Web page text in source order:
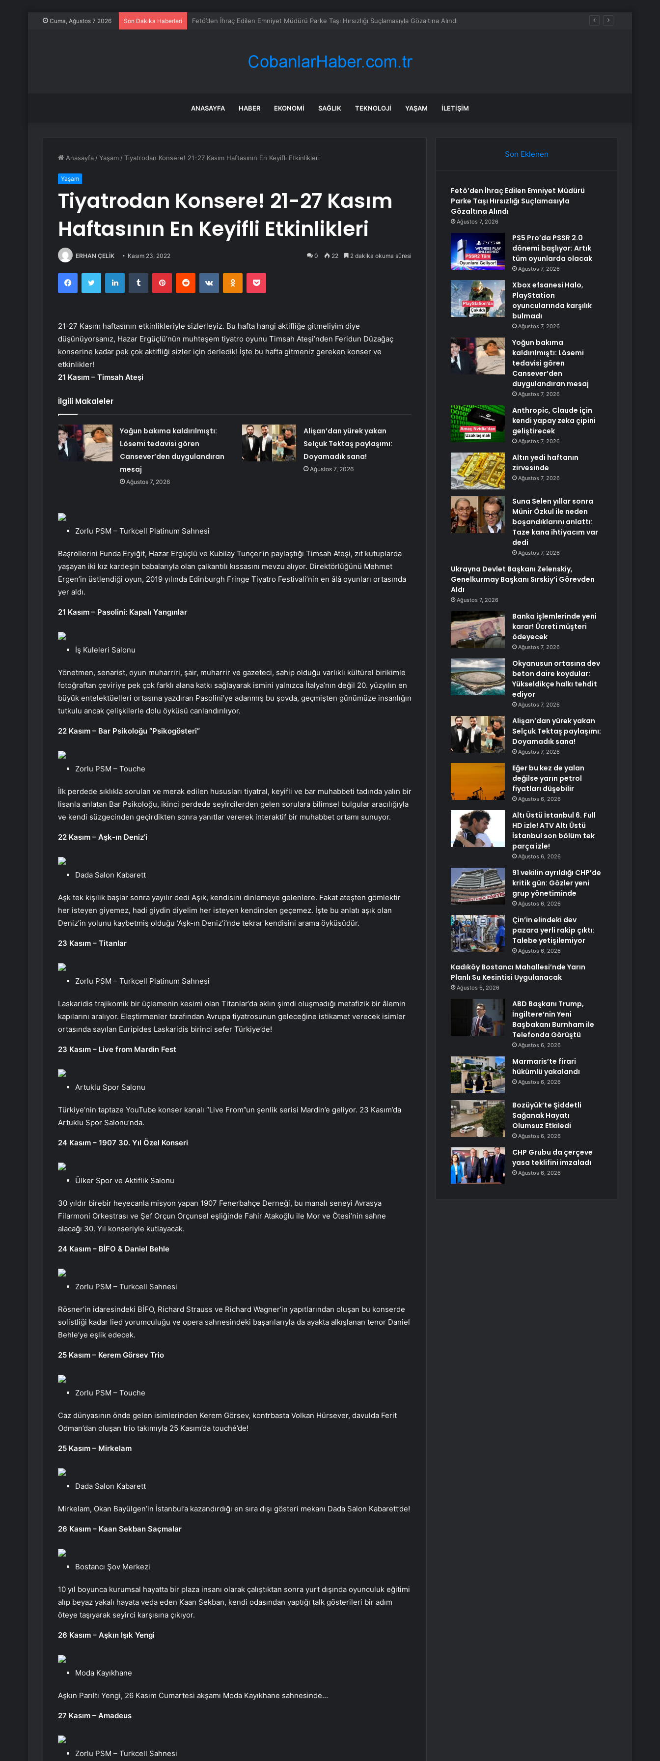
Cuma, Ağustos 7 2026 Son Dakika Haberleri PS5 Pro’da PSSR 2.0 dönemi başlıyor: Artık tüm oyunlarda olacak
ANASAYFA HABER EKONOMI SAĞLIK TEKNOLOJI YAŞAM İLETIŞIM
Anasayfa /Yaşam /Tiyatrodan Konsere! 21-27 Kasım Haftasının En Keyifli Etkinlikleri
Yaşam
Tiyatrodan Konsere! 21-27 Kasım
Haftasının En Keyifli Etkinlikleri
ERHAN ÇELİK Kasım 23, 2022 0 22 2 dakika okuma süresi
FacebookTwitter LinkedInTumblr PinterestReddit VKontakteOdnoklassniki
Pocket
21-27 Kasım haftasının etkinlikleriyle sizlerleyiz. Bu hafta hangi aktifliğe gitmeliyim diye
düşünüyorsanız, Hazar Ergüçlü’nün muhteşem tiyatro oyunu Timsah Ateşi’nden Feridun Düzağaç
konserine kadar pek çok aktifliği sizler için derledik! İşte bu hafta gitmeniz gereken konser ve
etkinlikler!
21 Kasım – Timsah Ateşi
İlgili Makaleler
Yoğun bakıma kaldırılmıştı:
Lösemi tedavisi gören
Cansever’den duygulandıran
mesaj
Ağustos 7, 2026
Alişan’dan yürek yakan
Selçuk Tektaş paylaşımı:
Doyamadık sana!
Ağustos 7, 2026
Zorlu PSM – Turkcell Platinum Sahnesi
Başrollerini Funda Eryiğit, Hazar Ergüçlü ve Kubilay Tunçer’in paylaştığı Timsah Ateşi, zıt kutuplarda
yaşayan iki kız kardeşin babalarıyla olan çalkantılı kıssasını mevzu alıyor. Direktörlüğünü Mehmet
Ergen’in üstlendiği oyun, 2019 yılında Edinburgh Fringe Tiyatro Festivali’nin en âlâ oyunları ortasında
yer aldı.
21 Kasım – Pasolini: Kapalı Yangınlar
İş Kuleleri Salonu
Yönetmen, senarist, oyun muharriri, şair, muharrir ve gazeteci, sahip olduğu varlıklı kültürel birikimle
fotoğraftan çeviriye pek çok farklı alana katkı sağlayarak ismini yalnızca İtalya’nın değil 20. yüzyılın en
büyük entelektüelleri ortasına yazdıran Pasolini’ye adanmış bu şovda, geçmişten günümüze insanlığın
tutkulu ancak çelişkilerle dolu öyküsü canlandırılıyor.
22 Kasım – Bar Psikoloğu “Psikogösteri”
Zorlu PSM – Touche
İlk perdede sıklıkla sorulan ve merak edilen hususları tiyatral, keyifli ve bar muhabbeti tadında yalın bir
lisanla anlatan Bar Psikoloğu, ikinci perdede seyircilerden gelen sorulara bilimsel bulgular aracılığıyla
ve kendi süzgecinden geçirdikten sonra yanıtlar vererek interaktif bir muhabbet ortamı sunuyor.
22 Kasım – Aşk-ın Deniz’i
Dada Salon Kabarett
Aşk tek kişilik başlar sonra yayılır dedi Aşık, kendisini dinlemeye gelenlere. Fakat ateşten gömlektir
her isteyen giyemez, hadi giydin diyelim her isteyen kendinden geçemez. İşte bu anlatı aşık olan
Deniz’in yolunu kaybetmiş olduğu ‘Aşk-ın Deniz’i’nde tekrar kendisini arama öyküsüdür.
23 Kasım – Titanlar
Zorlu PSM – Turkcell Platinum Sahnesi
Laskaridis trajikomik bir üçlemenin kesimi olan Titanlar’da aklın şimdi oluşmadığı metafizik bir âlemin
kapılarını aralıyor. Eleştirmenler tarafından Avrupa tiyatrosunun geleceğine istikamet verecek isimler
ortasında sayılan Euripides Laskaridis birinci sefer Türkiye’de!
23 Kasım – Live from Mardin Fest
Artuklu Spor Salonu
Türkiye’nin taptaze YouTube konser kanalı “Live From”un şenlik serisi Mardin’e geliyor. 23 Kasım’da
Artuklu Spor Salonu’nda.
24 Kasım – 1907 30. Yıl Özel Konseri
Ülker Spor ve Aktiflik Salonu
30 yıldır birebir heyecanla misyon yapan 1907 Fenerbahçe Derneği, bu manalı seneyi Avrasya
Filarmoni Orkestrası ve Şef Orçun Orçunsel eşliğinde Fahir Atakoğlu ile Mor ve Ötesi’nin sahne
alacağı 30. Yıl konseriyle kutlayacak.
24 Kasım – BİFO & Daniel Behle
Zorlu PSM – Turkcell Sahnesi
Rösner’in idaresindeki BİFO, Richard Strauss ve Richard Wagner’in yapıtlarından oluşan bu konserde
solistliği kadar lied yorumculuğu ve opera sahnesindeki başarılarıyla da ayakta alkışlanan tenor Daniel
Behle’ye eşlik edecek.
25 Kasım – Kerem Görsev Trio
Zorlu PSM – Touche
Caz dünyasının önde gelen isimlerinden Kerem Görsev, kontrbasta Volkan Hürsever, davulda Ferit
Odman’dan oluşan trio takımıyla 25 Kasım’da touché’de!
25 Kasım – Mirkelam
Dada Salon Kabarett
Mirkelam, Okan Bayülgen’in İstanbul’a kazandırdığı en sıra dışı gösteri mekanı Dada Salon Kabarett’de!
26 Kasım – Kaan Sekban Saçmalar
Bostancı Şov Merkezi
10 yıl boyunca kurumsal hayatta bir plaza insanı olarak çalıştıktan sonra yurt dışında oyunculuk eğitimi
alıp beyaz yakalı hayata veda eden Kaan Sekban, kendi odasından yaptığı talk gösterileri bir adım
öteye taşıyarak seyirci karşısına çıkıyor.
26 Kasım – Aşkın Işık Yengi
Moda Kayıkhane
Aşkın Parıltı Yengi, 26 Kasım Cumartesi akşamı Moda Kayıkhane sahnesinde…
27 Kasım – Amadeus
Zorlu PSM – Turkcell Sahnesi
Son Eklenen
Fetö’den İhraç Edilen Emniyet Müdürü
Parke Taşı Hırsızlığı Suçlamasıyla
Gözaltına Alındı
Ağustos 7, 2026
PS5 Pro’da PSSR 2.0
dönemi başlıyor: Artık
tüm oyunlarda olacak
Ağustos 7, 2026
Xbox efsanesi Halo,
PlayStation
oyuncularında karşılık
bulmadı
Ağustos 7, 2026
Yoğun bakıma
kaldırılmıştı: Lösemi
tedavisi gören
Cansever’den
duygulandıran mesaj
Ağustos 7, 2026
Anthropic, Claude için
kendi yapay zeka çipini
geliştirecek
Ağustos 7, 2026
Altın yedi haftanın
zirvesinde
Ağustos 7, 2026
Suna Selen yıllar sonra
Münir Özkul ile neden
boşandıklarını anlattı:
Taze kana ihtiyacım var
dedi
Ağustos 7, 2026
Ukrayna Devlet Başkanı Zelenskiy,
Genelkurmay Başkanı Sırskiy’i Görevden
Aldı
Ağustos 7, 2026
Banka işlemlerinde yeni
karar! Ücreti müşteri
ödeyecek
Ağustos 7, 2026
Okyanusun ortasına dev
beton daire koydular:
Yükseldikçe halkı tehdit
ediyor
Ağustos 7, 2026
Alişan’dan yürek yakan
Selçuk Tektaş paylaşımı:
Doyamadık sana!
Ağustos 7, 2026
Eğer bu kez de yalan
değilse yarın petrol
fiyatları düşebilir
Ağustos 6, 2026
Altı Üstü İstanbul 6. Full
HD izle! ATV Altı Üstü
İstanbul son bölüm tek
parça izle!
Ağustos 6, 2026
91 vekilin ayrıldığı CHP’de
kritik gün: Gözler yeni
grup yönetiminde
Ağustos 6, 2026
Çin’in elindeki dev
pazara yerli rakip çıktı:
Talebe yetişilemiyor
Ağustos 6, 2026
Kadıköy Bostancı Mahallesi’nde Yarın
Planlı Su Kesintisi Uygulanacak
Ağustos 6, 2026
ABD Başkanı Trump,
İngiltere’nin Yeni
Başbakanı Burnham ile
Telefonda Görüştü
Ağustos 6, 2026
Marmaris’te firari
hükümlü yakalandı
Ağustos 6, 2026
Bozüyük’te Şiddetli
Sağanak Hayatı
Olumsuz Etkiledi
Ağustos 6, 2026
CHP Grubu da çerçeve
yasa teklifini imzaladı
Ağustos 6, 2026